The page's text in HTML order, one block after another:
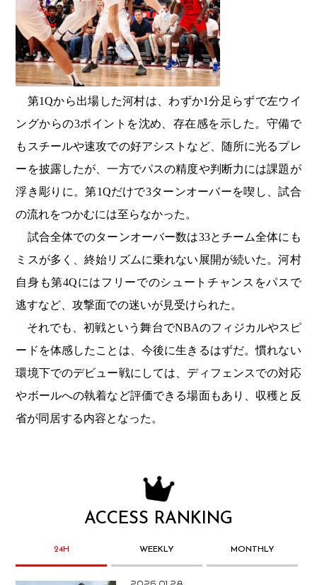
第1Qから出場した河村は、わずか1分足らずで左ウイ
ングからの3ポイントを沈め、存在感を示した。守備で
もスチールや速攻での好アシストなど、随所に光るプレ
ーを披露したが、一方でパスの精度や判断力には課題が
浮き彫りに。第1Qだけで3ターンオーバーを喫し、試合
の流れをつかむには至らなかった。
試合全体でのターンオーバー数は33とチーム全体にも
ミスが多く、終始リズムに乗れない展開が続いた。河村
自身も第4Qにはフリーでのシュートチャンスをパスで
逃すなど、攻撃面での迷いが見受けられた。
それでも、初戦という舞台でNBAのフィジカルやスピ
ードを体感したことは、今後に生きるはずだ。慣れない
環境下でのデビュー戦にしては、ディフェンスでの対応
やボールへの執着など評価できる場面もあり、収穫と反
省が同居する内容となった。
ACCESS RANKING
24H WEEKLY MONTHLY